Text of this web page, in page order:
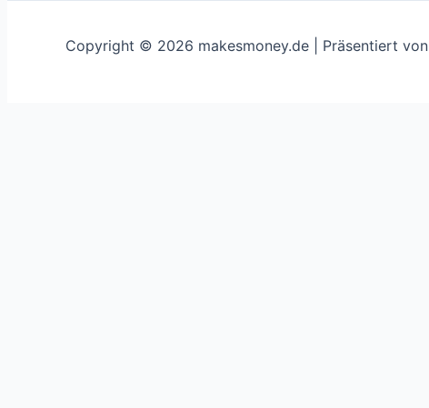
Copyright © 2026 makesmoney.de | Präsentiert von